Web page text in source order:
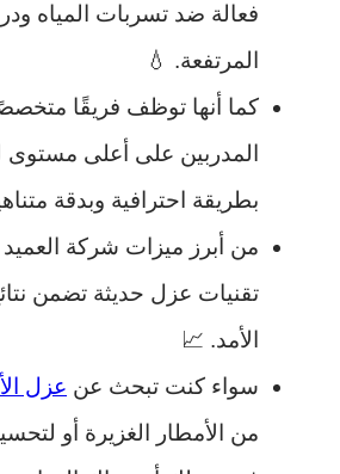
فعالة ضد تسربات المياه
المرتفعة. 💧
كما أنها توظف فريقًا
المدربين على أعلى مستوى
بطريقة احترافية وبدقة
من أبرز ميزات شركة العميد
تقنيات عزل حديثة تضمن
الأمد. 📈
سواء كنت تبحث عن عزل
من الأمطار الغزيرة أو